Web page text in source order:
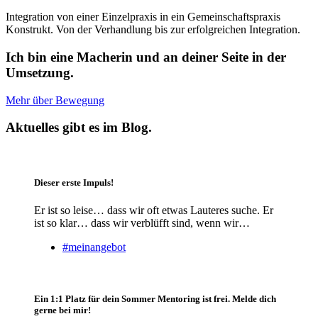
Integration von einer Einzelpraxis in ein Gemeinschaftspraxis
Konstrukt. Von der Verhandlung bis zur erfolgreichen Integration.
Ich bin eine Macherin und an deiner Seite in der
Umsetzung.
Mehr über Bewegung
Aktuelles gibt es im Blog.
Dieser erste Impuls!
Er ist so leise… dass wir oft etwas Lauteres suche. Er
ist so klar… dass wir verblüfft sind, wenn wir…
#meinangebot
Ein 1:1 Platz für dein Sommer Mentoring ist frei. Melde dich
gerne bei mir!